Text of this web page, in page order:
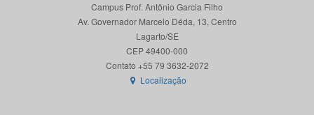
Campus Prof. Antônio Garcia Filho
Av. Governador Marcelo Déda, 13, Centro
Lagarto/SE
CEP 49400-000
Localização